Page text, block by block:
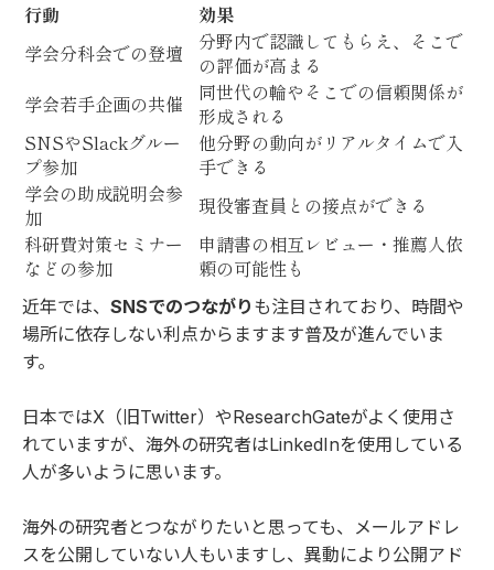
行動
効果
学会分科会での登壇
分野内で認識してもらえ、そこで
の評価が高まる
学会若手企画の共催
同世代の輪やそこでの信頼関係が
形成される
SNSやSlackグルー
プ参加
他分野の動向がリアルタイムで入
手できる
学会の助成説明会参
加
現役審査員との接点ができる
科研費対策セミナー
などの参加
申請書の相互レビュー・推薦人依
頼の可能性も
近年では、 SNSでのつながり も注目されており、時間や
場所に依存しない利点からますます普及が進んでいま
す。
日本ではX （旧Twitter）やResearchGateがよく使用さ
れていますが、海外の研究者はLinkedInを使用している
人が多いように思います。
海外の研究者とつながりたいと思っても、メールアドレ
スを公開していない人もいますし、異動により公開アド